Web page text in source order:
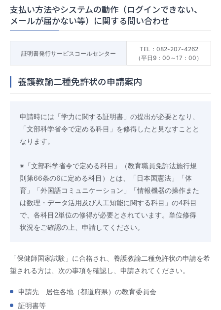
支払い方法やシステムの動作（ログインできない、
メールが届かない等）に関する問い合わせ
証明書発行サービスコールセンター
TEL：082-207-4262
（平日9：00～17：00）
養護教諭二種免許状の申請案内
申請時には「学力に関する証明書」の提出が必要となり、
「文部科学省令で定める科目」を修得したと見なすことと
なります。
※「文部科学省令で定める科目」（教育職員免許法施行規
則第66条の6に定める科目）とは、「日本国憲法」「体
育」「外国語コミュニケーション」「情報機器の操作また
は数理・データ活用及び人工知能に関する科目」の4科目
で、各科目2単位の修得が必要とされています。単位修得
状況をご確認の上、申請してください。
「保健師国家試験」に合格され、養護教諭二種免許状の申請を希
望される方は、次の事項を確認し、申請されてください。
申請先 居住各地（都道府県）の教育委員会
証明書等